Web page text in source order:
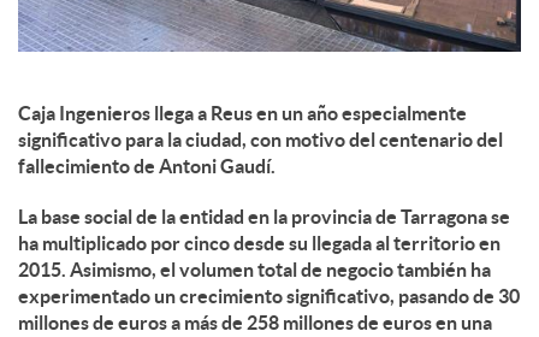
Caja Ingenieros llega a Reus en un año especialmente
significativo para la ciudad, con motivo del centenario del
fallecimiento de Antoni Gaudí.
La base social de la entidad en la provincia de Tarragona se
ha multiplicado por cinco desde su llegada al territorio en
2015. Asimismo, el volumen total de negocio también ha
experimentado un crecimiento significativo, pasando de 30
millones de euros a más de 258 millones de euros en una